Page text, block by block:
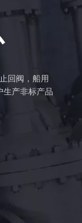
回阀，船用
生产非标产品